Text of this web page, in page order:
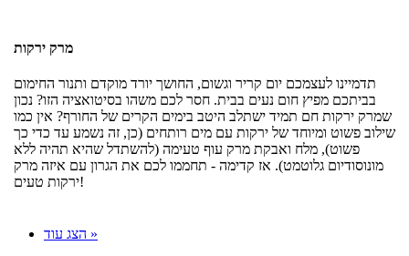
מרק ירקות
תדמיינו לעצמכם יום קריר וגשום, החושך יורד מוקדם ותנור החימום
בביתכם מפיץ חום נעים בבית. חסר לכם משהו בסיטואציה הזו? נכון
שמרק ירקות חם תמיד ישתלב היטב בימים הקרים של החורף? אין כמו
שילוב פשוט ומיוחד של ירקות עם מים רותחים (כן, זה נשמע עד כדי כך
פשוט), מלח ואבקת מרק עוף טעימה (להשתדל שהיא תהיה ללא
מונוסודיום גלוטמט). אז קדימה - תחממו לכם את הגרון עם איזה מרק
ירקות טעים!
הצג עוד »